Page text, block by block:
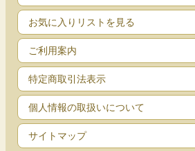
お気に入りリストを見る
ご利用案内
特定商取引法表示
個人情報の取扱いについて
サイトマップ